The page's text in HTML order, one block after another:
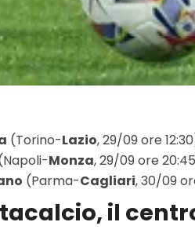
(Torino-Lazio, 29/09 ore
Monza, 29/09 ore
(Parma-Cagliari, 30/09
il